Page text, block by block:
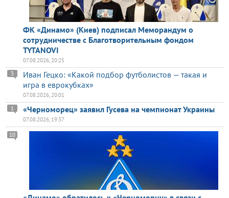
ФК «Динамо» (Киев) подписал Меморандум о
сотрудничестве с Благотворительным фондом
TYTANOVI
07.08.2026, 20:25
Иван Гецко: «Какой подбор футболистов — такая и
игра в еврокубках»
3
07.08.2026, 20:01
«Черноморец» заявил Гусева на чемпионат Украины
1
07.08.2026, 19:37
10